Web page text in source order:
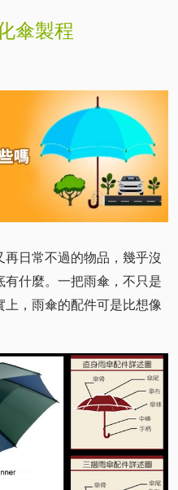
傘製程
日常不過的物品，幾乎沒
什麼。一把雨傘，不只是
，雨傘的配件可是比想像